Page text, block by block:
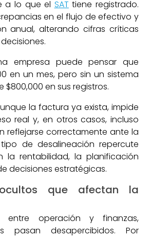
a lo que el SAT tiene registrado.
en el flujo de efectivo y
anual, alterando cifras críticas
empresa puede pensar que
en un mes, pero sin un sistema
en sus registros.
la factura ya exista, impide
real y, en otros casos, incluso
reflejarse correctamente ante la
de desalineación repercute
la rentabilidad, la planificación
decisiones estratégicas.
que afectan la
entre operación y finanzas,
pasan desapercibidos. Por